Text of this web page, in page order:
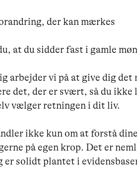
der kan mærkes
at du sidder fast i gamle
arbejder vi på at give dig
det, der er svært, så du
vælger retningen i dit liv.
ikke kun om at forstå
på egen krop. Det er
er solidt plantet i